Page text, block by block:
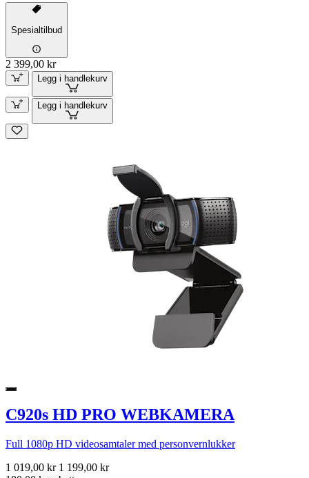
Spesialtilbud
2 399,00 kr
Legg i handlekurv
Legg i handlekurv
C920s HD PRO WEBKAMERA
Full 1080p HD videosamtaler med personvernlukker
1 019,00 kr 1 199,00 kr